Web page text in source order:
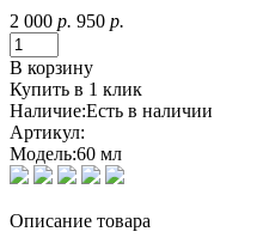
2 000 р. 950 р.
В корзину
Купить в 1 клик
Наличие:Есть в наличии
Артикул:
Модель:60 мл
Описание товара